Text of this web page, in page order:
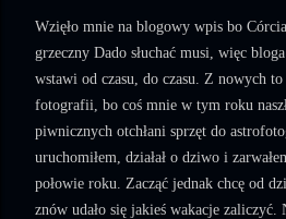
Wzięło mnie na blogowy wpis bo
grzeczny Dado słuchać musi, więc
wstawi od czasu, do czasu. Z nowych
fotografii, bo coś mnie w tym roku
piwnicznych otchłani sprzęt do
uruchomiłem, działał o dziwo i
połowie roku. Zacząć jednak chcę od
znów udało się jakieś wakacje zaliczyć.